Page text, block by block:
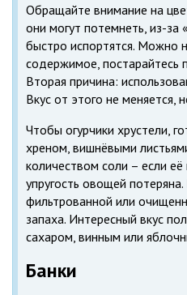
Обращайте внимание на
они могут потемнеть, из-за
быстро испортятся. Можно
содержимое, постарайтесь
Вторая причина:
Вкус от этого не меняется,
Чтобы огурчики хрустели,
хреном, вишнёвыми
количеством соли – если
упругость овощей
фильтрованной или
запаха. Интересный вкус
сахаром, винным или
Банки